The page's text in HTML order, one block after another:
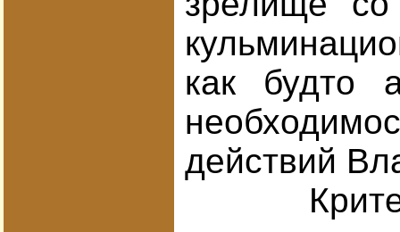
как будто
действий
Критерий